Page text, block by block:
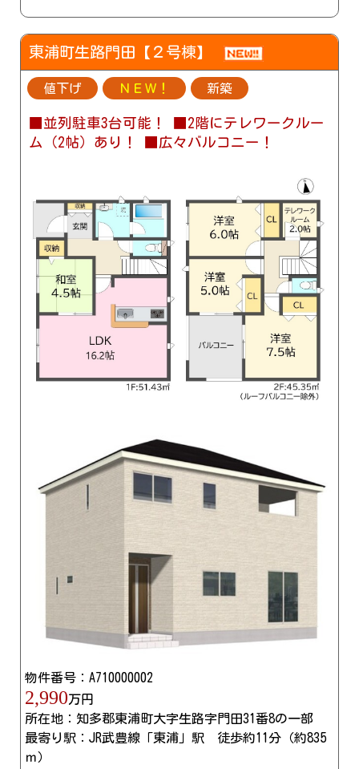
東浦町生路門田【２号棟】
値下げ ＮＥＷ！ 新築
■並列駐車3台可能！ ■2階にテレワークルー
ム（2帖）あり！ ■広々バルコニー！
物件番号：A710000002
2,990万円
所在地：知多郡東浦町大字生路字門田31番8の一部
最寄り駅：JR武豊線「東浦」駅 徒歩約11分（約835
ｍ）